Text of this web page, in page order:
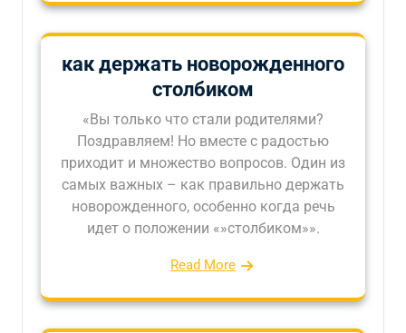
как держать новорожденного
столбиком
«Вы только что стали родителями?
Поздравляем! Но вместе с радостью
приходит и множество вопросов. Один из
самых важных – как правильно держать
новорожденного, особенно когда речь
идет о положении «»столбиком»».
Read More